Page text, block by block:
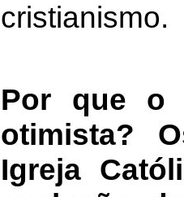
cristianismo.
Por que o
otimista?
Igreja